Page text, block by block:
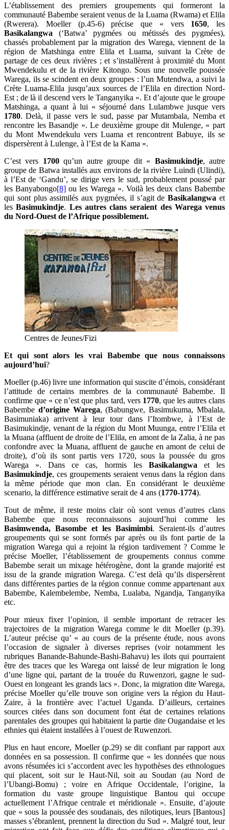
L’établissement des premiers groupements qui formeront la
communauté Babembe seraient venus de la Luama (Rwama) et Elila
(Rwerera). Moeller (p.45-6) précise que « vers 1650, les
Basikalangwa (‘Batwa’ pygmées ou métissés des pygmées),
chassés probablement par la migration des Warega, viennent de la
région de Matshinga entre Elila et Luama, suivant la Crète de
partage de ces deux rivières ; et s’installèrent à proximité du Mont
Mwendekulu et de la rivière Kitongo. Sous une nouvelle poussée
Warega, ils se scindent en deux groupes : l’un Mutendwa, a suivi la
Crète Luama-Elila jusqu’aux sources de l’Elila en direction Nord-
Est ; de là il descend vers le Tanganyika ». Et d’ajoute que le groupe
Matshinga, a quant à lui « séjourné dans Lulambwe jusque vers
1780. Delà, il passe vers le sud, passe par Mutambala, Nemba et
rencontre les Basandje ». Le deuxième groupe dit Mulenge, « part
du Mont Mwendekulu vers Luama et rencontrent Babuye, ils se
dispersèrent à Lulenge, à l’Est de la Kama ».
C’est vers 1700qu’un autre groupe dit « Basimukindje, autre
groupe de Batwa installés aux environs de la rivière Luindi (Ulindi),
à l’Est de ‘Gandu’, se dirige vers le sud, probablement poussé par
les Banyabongo[8] ou les Warega ». Voilà les deux clans Babembe
qui sont plus assimilés aux pygmées, il s’agit deBasikalangwa et
lesBasimukindje. Les autres clans seraient des Warega venus
du Nord-Ouest de l’Afrique possiblement.
Centres de Jeunes/Fizi
Et qui sont alors les vrai Babembe que nous connaissons
aujourd’hui?
Moeller (p.46) livre une information qui suscite d’émois, considérant
l’attitude de certains membres de la communauté Babembe. Il
confirme que « ce n’est que plus tard, vers 1770, que les autres clans
Babembe d’origine Warega, (Babungwe, Basimukuma, Mbalala,
Basimuniaka) arrivent à leur tour dans l’Itombwe, à l’Est de
Basimukindje, venant de la région du Mont Muunga, entre l’Elila et
la Muana (affluent de droite de l’Elila, en amont de la Zalia, à ne pas
confondre avec la Muana, affluent de gauche en amont de celui de
droite), d’où ils sont partis vers 1720, sous la poussée du gros
Warega ». Dans ce cas, hormis les Basikalangwa et les
Basimukindje, ces groupements seraient venus dans la région dans
la même période que mon clan. En considérant le deuxième
scenario, la différence estimative serait de 4 ans (1770-1774).
Tout de même, il reste moins clair où sont venus d’autres clans
Babembe que nous reconnaissons aujourd’hui comme les
Basimwenda, Basombe et les Basimimbi. Seraient-ils d’autres
groupements qui se sont formés par après ou ils font partie de la
migration Warega qui a rejoint la région tardivement ? Comme le
précise Moeller, l’établissement de groupements connus comme
Babembe serait un mixage hétérogène, dont la grande majorité est
issu de la grande migration Warega. C’est delà qu’ils dispersèrent
dans différentes parties de la région connue comme appartenant aux
Babembe, Kalembelembe, Nemba, Lualaba, Ngandja, Tanganyika
etc.
Pour mieux fixer l’opinion, il semble important de retracer les
trajectoires de la migration Warega comme le dit Moeller (p.39).
L’auteur précise qu’ « au cours de la présente étude, nous avons
l’occasion de signaler à diverses reprises (voir notamment les
rubriques Banande-Bahunde-Bashi-Bahavu) les ilots qui pourraient
être des traces que les Warega ont laissé de leur migration le long
d’une ligne qui, partant de la trouée du Ruwenzori, gagne le sud-
Ouest en longeant les grands lacs ». Donc, la migration dite Warega,
précise Moeller qu’elle trouve son origine vers la région du Haut-
Zaire, à la frontière avec l’actuel Uganda. D’ailleurs, certaines
sources citées dans son document font état de certaines relations
parentales des groupes qui habitaient la partie dite Ougandaise et les
ethnies qui étaient installées à l’ouest de Ruwenzori.
Plus en haut encore, Moeller (p.29) se dit confiant par rapport aux
données en sa possession. Il confirme que « les données que nous
avons résumées ici s’accordent avec les hypothèses des ethnologues
qui placent, soit sur le Haut-Nil, soit au Soudan (au Nord de
l’Ubangi-Bomu) ; voire en Afrique Occidentale, l’origine, la
formation du vaste groupe linguistique Bantou qui occupe
actuellement l’Afrique centrale et méridionale ». Ensuite, d’ajoute
que « sous la poussée des soudanais, des nilotiques, leurs [Bantous]
masses s’ébranlent, prennent la direction du Sud ». Malgré tout, leur